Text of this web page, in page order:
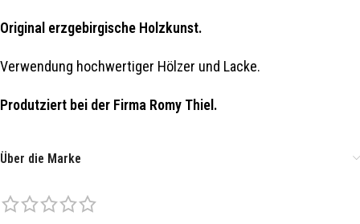
Original erzgebirgische Holzkunst.
Verwendung hochwertiger Hölzer und Lacke.
Produtziert bei der Firma Romy Thiel.
Über die Marke